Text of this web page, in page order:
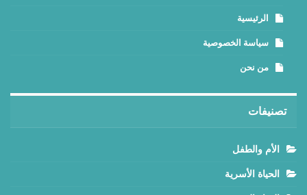
الرئيسية
سياسة الخصوصية
من نحن
تصنيفات
الأم والطفل
الحياة الأسرية